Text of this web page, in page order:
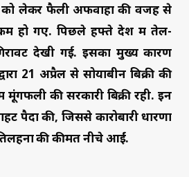
को लेकर फैली अफवाहों की वजह से
हो गए. पिछले हफ्ते देश में तेल-
देखी गई. इसका मुख्य कारण
21 अप्रैल से सोयाबीन बिक्री की
की सरकारी बिक्री रही. इन
पैदा की, जिससे कारोबारी धारणा
की कीमतें नीचे आईं.